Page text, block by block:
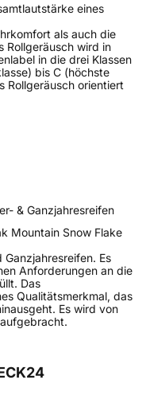
eines
als auch die
Rollgeräusch wird in
in die drei Klassen
bis C (höchste
Rollgeräusch orientiert
& Ganzjahresreifen
Mountain Snow Flake
Es
Anforderungen an die
Das
Qualitätsmerkmal, das
Es wird von